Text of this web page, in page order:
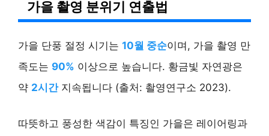
가을 촬영 분위기 연출법
가을 단풍 절정 시기는 10월 중순이며, 가을 촬영 만
족도는 90% 이상으로 높습니다. 황금빛 자연광은
약 2시간지속됩니다 (출처: 촬영연구소 2023).
따뜻하고 풍성한 색감이 특징인 가을은 레이어링과